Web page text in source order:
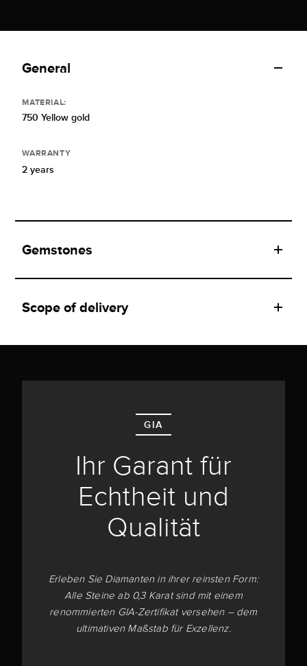
General
MATERIAL:
750 Yellow gold
WARRANTY
2 years
Gemstones
Scope of delivery
GIA
Ihr Garant für
Echtheit und
Qualität
Erleben Sie Diamanten in ihrer reinsten Form:
Alle Steine ab 0,3 Karat sind mit einem
renommierten GIA-Zertifikat versehen – dem
ultimativen Maßstab für Exzellenz.